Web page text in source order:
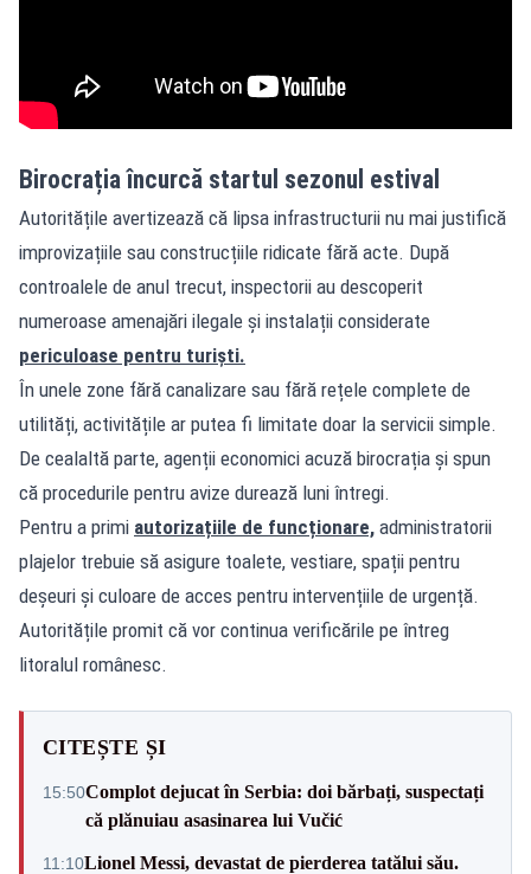
Birocrația încurcă startul sezonul estival
Autoritățile avertizează că lipsa infrastructurii nu mai justifică
improvizațiile sau construcțiile ridicate fără acte. După
controalele de anul trecut, inspectorii au descoperit
numeroase amenajări ilegale și instalații considerate
periculoase pentru turiști.
În unele zone fără canalizare sau fără rețele complete de
utilități, activitățile ar putea fi limitate doar la servicii simple.
De cealaltă parte, agenții economici acuză birocrația și spun
că procedurile pentru avize durează luni întregi.
Pentru a primi autorizațiile de funcționare, administratorii
plajelor trebuie să asigure toalete, vestiare, spații pentru
deșeuri și culoare de acces pentru intervențiile de urgență.
Autoritățile promit că vor continua verificările pe întreg
litoralul românesc.
CITEȘTE ȘI
15:50Complot dejucat în Serbia: doi bărbați, suspectați
că plănuiau asasinarea lui Vučić
11:10Lionel Messi, devastat de pierderea tatălui său.